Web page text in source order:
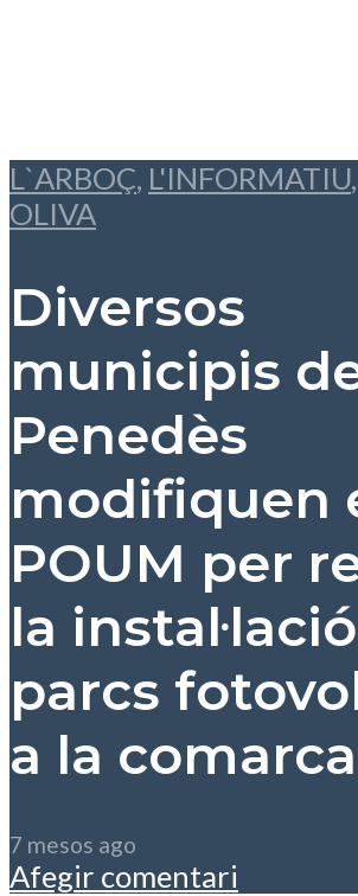
L`ARBOÇ, L'INFORMATIU,
OLIVA
Diversos
municipis
Penedès
modifiquen
POUM per
la
parcs
a la comarca
7 mesos ago
Afegir comentari